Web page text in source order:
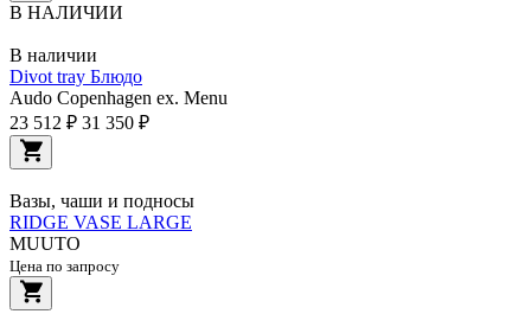
В НАЛИЧИИ
В наличии
Divot tray Блюдо
Audo Copenhagen ex. Menu
23 512 ₽ 31 350 ₽
Вазы, чаши и подносы
RIDGE VASE LARGE
MUUTO
Цена по запросу